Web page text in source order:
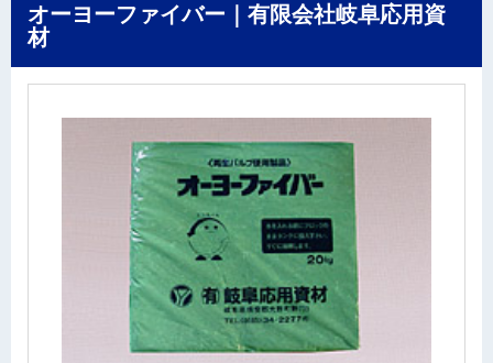
オーヨーファイバー｜有限会社岐阜応用資
材